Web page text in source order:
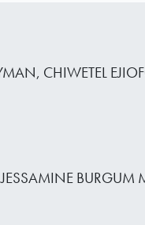
CHIWETEL
BURGUM